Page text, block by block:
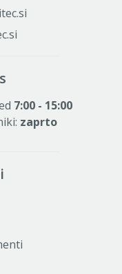
7:00 - 15:00
zaprto